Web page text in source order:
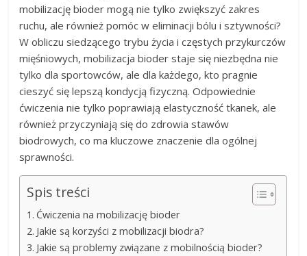
mobilizację bioder mogą nie tylko zwiększyć zakres
ruchu, ale również pomóc w eliminacji bólu i sztywności?
W obliczu siedzącego trybu życia i częstych przykurczów
mięśniowych, mobilizacja bioder staje się niezbędna nie
tylko dla sportowców, ale dla każdego, kto pragnie
cieszyć się lepszą kondycją fizyczną. Odpowiednie
ćwiczenia nie tylko poprawiają elastyczność tkanek, ale
również przyczyniają się do zdrowia stawów
biodrowych, co ma kluczowe znaczenie dla ogólnej
sprawności.
Spis treści
Ćwiczenia na mobilizację bioder
Jakie są korzyści z mobilizacji biodra?
Jakie są problemy związane z mobilnością bioder?